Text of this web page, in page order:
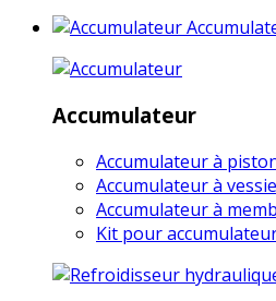
Accumulateur
Accumulateur à
Accumulateur à vessie
Accumulateur à
Kit pour